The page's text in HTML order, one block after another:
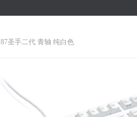
87圣手二代 青轴 纯白色